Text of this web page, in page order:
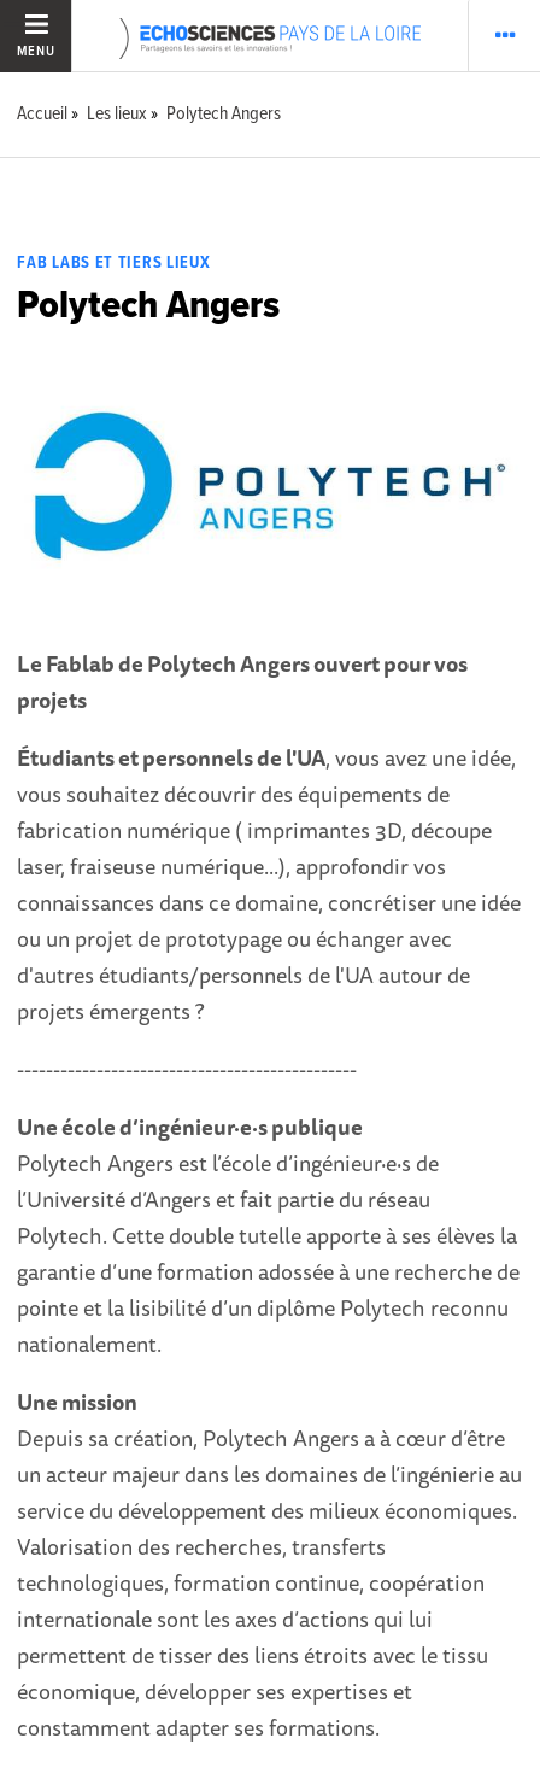
MENU
Accueil Les lieux Polytech Angers
FAB LABS ET TIERS LIEUX
Polytech Angers
Le Fablab de Polytech Angers ouvert pour vos
projets
Étudiants et personnels de l'UA, vous avez une idée,
vous souhaitez découvrir des équipements de
fabrication numérique ( imprimantes 3D, découpe
laser, fraiseuse numérique...), approfondir vos
connaissances dans ce domaine, concrétiser une idée
ou un projet de prototypage ou échanger avec
d'autres étudiants/personnels de l'UA autour de
projets émergents ?
-----------------------------------------------
Une école d’ingénieur·e·s publique
Polytech Angers est l’école d’ingénieur·e·s de
l’Université d’Angers et fait partie du réseau
Polytech. Cette double tutelle apporte à ses élèves la
garantie d’une formation adossée à une recherche de
pointe et la lisibilité d’un diplôme Polytech reconnu
nationalement.
Une mission
Depuis sa création, Polytech Angers a à cœur d’être
un acteur majeur dans les domaines de l’ingénierie au
service du développement des milieux économiques.
Valorisation des recherches, transferts
technologiques, formation continue, coopération
internationale sont les axes d’actions qui lui
permettent de tisser des liens étroits avec le tissu
économique, développer ses expertises et
constamment adapter ses formations.